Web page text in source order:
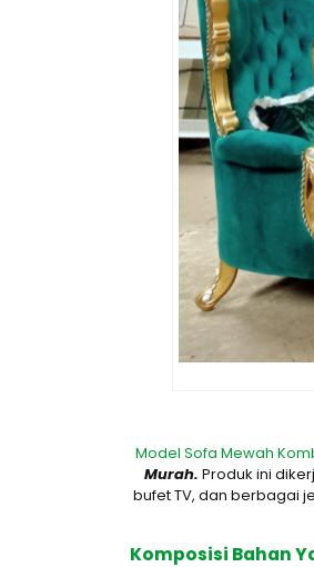
Model Sofa Mewah
Murah. Produk ini
bufet TV, dan berbagai
Komposisi Bahan